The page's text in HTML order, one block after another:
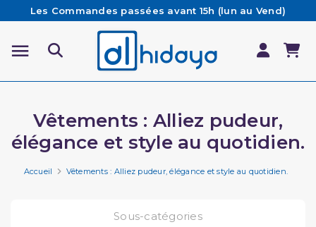
Les Commandes passées avant 15h (lun au Vend)
sont préparées et expédiées le jour même
Besoin d'aide ? Retrouvez notre FAQ
Livraison offerte à partir de 65€ d'achat*
Vêtements : Alliez pudeur,
élégance et style au quotidien.
Accueil Vêtements : Alliez pudeur, élégance et style au quotidien.
Sous-catégories